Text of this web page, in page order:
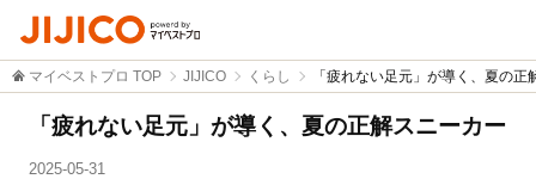
マイベストプロ TOP JIJICO くらし 「疲れない足元」が導く、夏の正
「疲れない足元」が導く、夏の正解スニーカー
2025-05-31